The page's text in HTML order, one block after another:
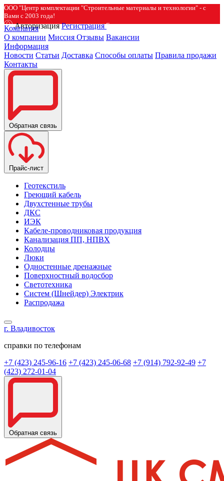
ООО "Центр комплектации "Строительные материалы и технологии" - с
Вами с 2003 года!
Авторизация Регистрация
Компания
О компании Миссия Отзывы Вакансии
Информация
Новости Статьи Доставка Способы оплаты Правила продажи
Контакты
Обратная связь
Прайс-лист
Геотекстиль
Греющий кабель
Двухстенные трубы
ДКС
ИЭК
Кабеле-проводниковая продукция
Канализация ПП, НПВХ
Колодцы
Люки
Одностенные дренажные
Поверхностный водосбор
Светотехника
Систем (Шнейдер) Электрик
Распродажа
г. Владивосток
справки по телефонам
+7 (423) 245-96-16 +7 (423) 245-06-68 +7 (914) 792-92-49 +7
(423) 272-01-04
Обратная связь